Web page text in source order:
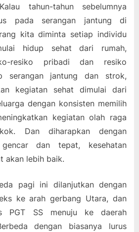
tahun-tahun sebelumnya
pada serangan jantung di
kita diminta setiap individu
hidup sehat dari rumah,
resiko pribadi dan resiko
serangan jantung dan strok,
kegiatan sehat dimulai dari
dengan konsisten memilih
kegiatan olah raga
Dan diharapkan dengan
dan tepat, kesehatan
akan lebih baik.
pagi ini dilanjutkan dengan
ke arah gerbang Utara, dan
PGT SS menuju ke daerah
dengan biasanya lurus